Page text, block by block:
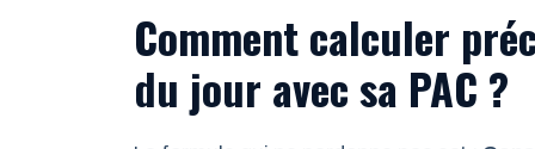
Comment calculer
du jour avec sa PAC ?